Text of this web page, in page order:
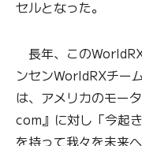
セルとなった。
長年、この
ンセンWorldRXチー
は、アメリカのモー
com』に対し「今起
を持って我々を未来